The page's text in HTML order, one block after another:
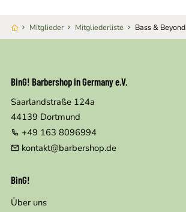
Mitglieder Mitgliederliste Bass & Beyond
BinG! Barbershop in Germany e.V.
Saarlandstraße 124a
44139 Dortmund
+49 163 8096994
kontakt@barbershop.de
BinG!
Über uns